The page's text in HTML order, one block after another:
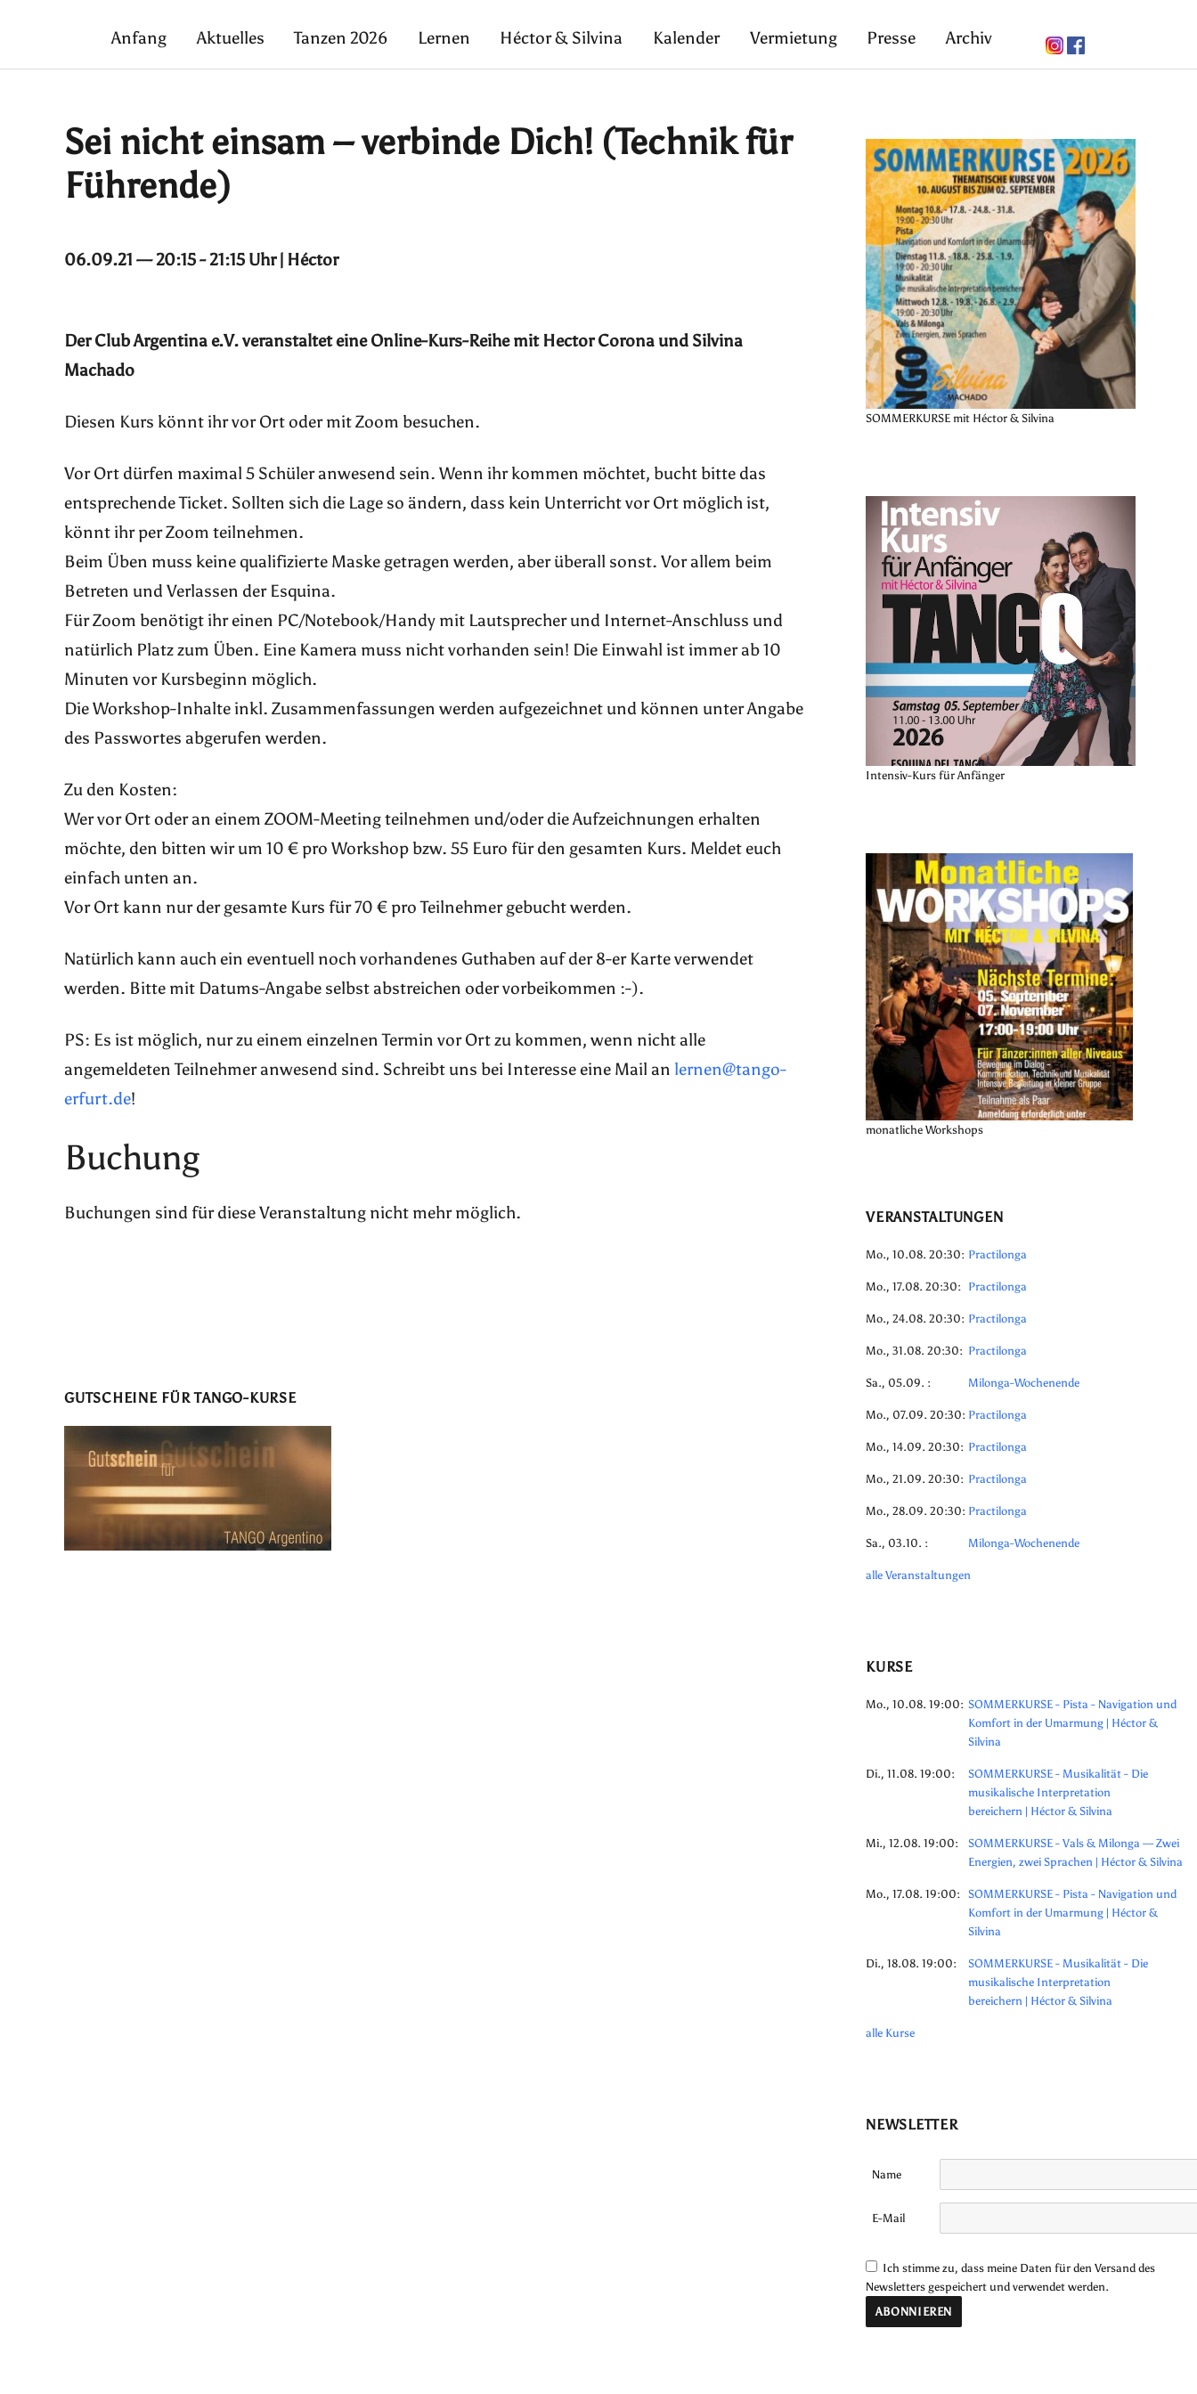
Anfang Aktuelles Tanzen 2026 Lernen Héctor & Silvina Kalender Vermietung Presse Archiv
Sei nicht einsam – verbinde Dich! (Technik für
Führende)
06.09.21 — 20:15 - 21:15 Uhr | Héctor
Der Club Argentina e.V. veranstaltet eine Online-Kurs-Reihe mit Hector Corona und Silvina
Machado
Diesen Kurs könnt ihr vor Ort oder mit Zoom besuchen.
Vor Ort dürfen maximal 5 Schüler anwesend sein. Wenn ihr kommen möchtet, bucht bitte das
entsprechende Ticket. Sollten sich die Lage so ändern, dass kein Unterricht vor Ort möglich ist,
könnt ihr per Zoom teilnehmen.
Beim Üben muss keine qualifizierte Maske getragen werden, aber überall sonst. Vor allem beim
Betreten und Verlassen der Esquina.
Für Zoom benötigt ihr einen PC/Notebook/Handy mit Lautsprecher und Internet-Anschluss und
natürlich Platz zum Üben. Eine Kamera muss nicht vorhanden sein! Die Einwahl ist immer ab 10
Minuten vor Kursbeginn möglich.
Die Workshop-Inhalte inkl. Zusammenfassungen werden aufgezeichnet und können unter Angabe
des Passwortes abgerufen werden.
Zu den Kosten:
Wer vor Ort oder an einem ZOOM-Meeting teilnehmen und/oder die Aufzeichnungen erhalten
möchte, den bitten wir um 10 € pro Workshop bzw. 55 Euro für den gesamten Kurs. Meldet euch
einfach unten an.
Vor Ort kann nur der gesamte Kurs für 70 € pro Teilnehmer gebucht werden.
Natürlich kann auch ein eventuell noch vorhandenes Guthaben auf der 8-er Karte verwendet
werden. Bitte mit Datums-Angabe selbst abstreichen oder vorbeikommen :-).
PS: Es ist möglich, nur zu einem einzelnen Termin vor Ort zu kommen, wenn nicht alle
angemeldeten Teilnehmer anwesend sind. Schreibt uns bei Interesse eine Mail an lernen@tango-
erfurt.de!
Buchung
Buchungen sind für diese Veranstaltung nicht mehr möglich.
GUTSCHEINE FÜR TANGO-KURSE
SOMMERKURSE mit Héctor & Silvina
Intensiv-Kurs für Anfänger
monatliche Workshops
VERANSTALTUNGEN
Mo., 10.08. 20:30: Practilonga
Mo., 17.08. 20:30: Practilonga
Mo., 24.08. 20:30: Practilonga
Mo., 31.08. 20:30: Practilonga
Sa., 05.09. : Milonga-Wochenende
Mo., 07.09. 20:30: Practilonga
Mo., 14.09. 20:30: Practilonga
Mo., 21.09. 20:30: Practilonga
Mo., 28.09. 20:30: Practilonga
Sa., 03.10. : Milonga-Wochenende
alle Veranstaltungen
KURSE
Mo., 10.08. 19:00: SOMMERKURSE - Pista - Navigation und
Komfort in der Umarmung | Héctor &
Silvina
Di., 11.08. 19:00:
SOMMERKURSE - Musikalität - Die
musikalische Interpretation
bereichern | Héctor & Silvina
Mi., 12.08. 19:00:
SOMMERKURSE - Vals & Milonga — Zwei
Energien, zwei Sprachen | Héctor & Silvina
Mo., 17.08. 19:00: SOMMERKURSE - Pista - Navigation und
Komfort in der Umarmung | Héctor &
Silvina
Di., 18.08. 19:00:
SOMMERKURSE - Musikalität - Die
musikalische Interpretation
bereichern | Héctor & Silvina
alle Kurse
NEWSLETTER
Name
E-Mail
Ich stimme zu, dass meine Daten für den Versand des
Newsletters gespeichert und verwendet werden.